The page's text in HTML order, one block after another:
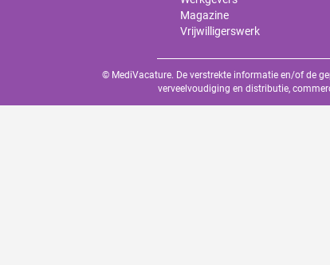
Magazine
Vrijwilligerswerk
© MediVacature. De verstrekte informatie en/of de
verveelvoudiging en distributie,